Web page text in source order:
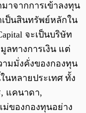
าจากการเข้าลงทุน
เป็นสินทรัพย์หลักใน
จะเป็นบริษัท
ลทางการเงิน แต่
ามมั่งคั่งของกองทุน
หลายประเทศ ทั้ง
แคนาดา,
ม่ของกองทุนอย่าง